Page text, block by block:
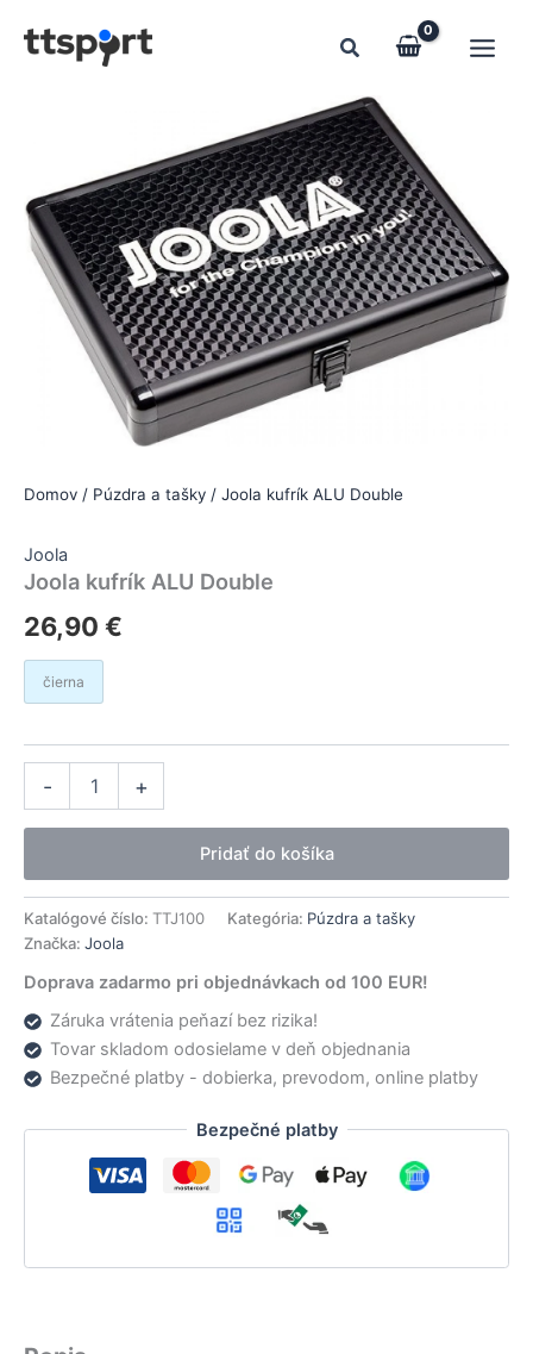
Domov / Púzdra a tašky / Joola kufrík ALU Double
Joola
Joola kufrík ALU Double
26,90 €
čierna
- +
Pridať do košíka
Katalógové číslo: TTJ100 Kategória: Púzdra a tašky
Značka: Joola
Doprava zadarmo pri objednávkach od 100 EUR!
Záruka vrátenia peňazí bez rizika!
Tovar skladom odosielame v deň objednania
Bezpečné platby - dobierka, prevodom, online platby
Bezpečné platby